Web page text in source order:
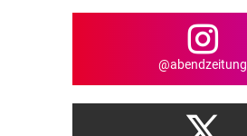
@abendzeitung